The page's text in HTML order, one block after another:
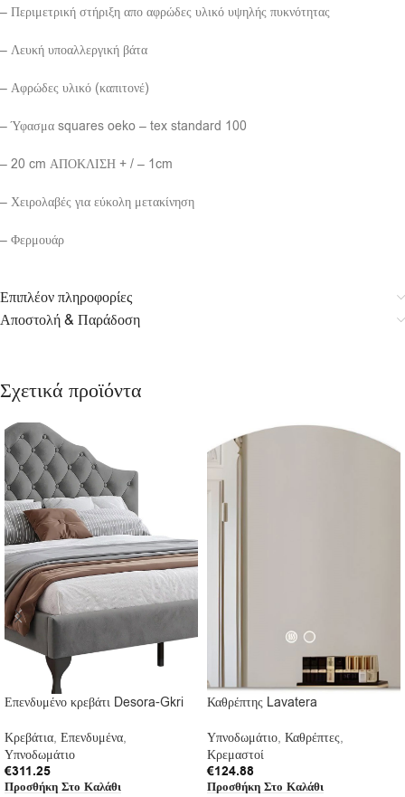
– Περιμετρική στήριξη απο αφρώδες υλικό υψηλής πυκνότητας
– Λευκή υποαλλεργική βάτα
– Αφρώδες υλικό (καπιτονέ)
– Ύφασμα squares oeko – tex standard 100
– 20 cm ΑΠΟΚΛΙΣΗ + / – 1cm
– Χειρολαβές για εύκολη μετακίνηση
– Φερμουάρ
Επιπλέον πληροφορίες
Αποστολή & Παράδοση
Σχετικά προϊόντα
Επενδυμένο κρεβάτι Desora-Gkri
Κρεβάτια, Επενδυμένα,
Υπνοδωμάτιο
€311.25
Προσθήκη Στο Καλάθι
Καθρέπτης Lavatera
Υπνοδωμάτιο, Καθρέπτες,
Κρεμαστοί
€124.88
Προσθήκη Στο Καλάθι